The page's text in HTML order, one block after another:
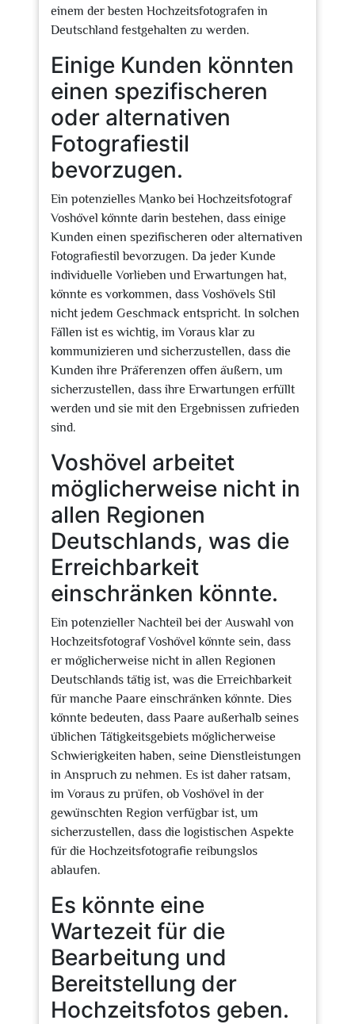
einem der besten Hochzeitsfotografen in
Deutschland festgehalten zu werden.
Einige Kunden könnten
einen spezifischeren
oder alternativen
Fotografiestil
bevorzugen.
Ein potenzielles Manko bei Hochzeitsfotograf
Voshövel könnte darin bestehen, dass einige
Kunden einen spezifischeren oder alternativen
Fotografiestil bevorzugen. Da jeder Kunde
individuelle Vorlieben und Erwartungen hat,
könnte es vorkommen, dass Voshövels Stil
nicht jedem Geschmack entspricht. In solchen
Fällen ist es wichtig, im Voraus klar zu
kommunizieren und sicherzustellen, dass die
Kunden ihre Präferenzen offen äußern, um
sicherzustellen, dass ihre Erwartungen erfüllt
werden und sie mit den Ergebnissen zufrieden
sind.
Voshövel arbeitet
möglicherweise nicht in
allen Regionen
Deutschlands, was die
Erreichbarkeit
einschränken könnte.
Ein potenzieller Nachteil bei der Auswahl von
Hochzeitsfotograf Voshövel könnte sein, dass
er möglicherweise nicht in allen Regionen
Deutschlands tätig ist, was die Erreichbarkeit
für manche Paare einschränken könnte. Dies
könnte bedeuten, dass Paare außerhalb seines
üblichen Tätigkeitsgebiets möglicherweise
Schwierigkeiten haben, seine Dienstleistungen
in Anspruch zu nehmen. Es ist daher ratsam,
im Voraus zu prüfen, ob Voshövel in der
gewünschten Region verfügbar ist, um
sicherzustellen, dass die logistischen Aspekte
für die Hochzeitsfotografie reibungslos
ablaufen.
Es könnte eine
Wartezeit für die
Bearbeitung und
Bereitstellung der
Hochzeitsfotos geben.